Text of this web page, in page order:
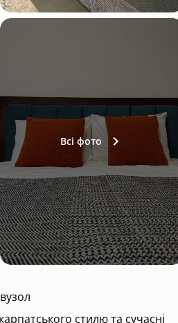
Всі фото
стилю та сучасні